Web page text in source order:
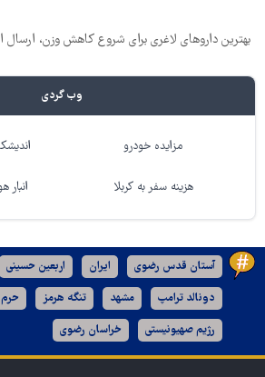
بهترین داروهای لاغری برای شروع کاهش وزن، ارسال
وب گردی
مزایده خودرو
هزینه سفر به کربلا انبار
آستان قدس رضوی ایران اربعین حسینی
دونالد ترامپ مشهد تنگه هرمز
رژیم صهیونیستی خراسان رضوی